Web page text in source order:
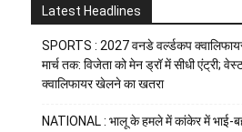
Latest Headlines
SPORTS : 2027 वनडे वर्ल्डकप
मार्च तक: विजेता को मेन ड्रॉ में सीधी एंट्री;
क्वालिफायर खेलने का खतरा
NATIONAL : भालू के हमले में कांकेर में भाई-